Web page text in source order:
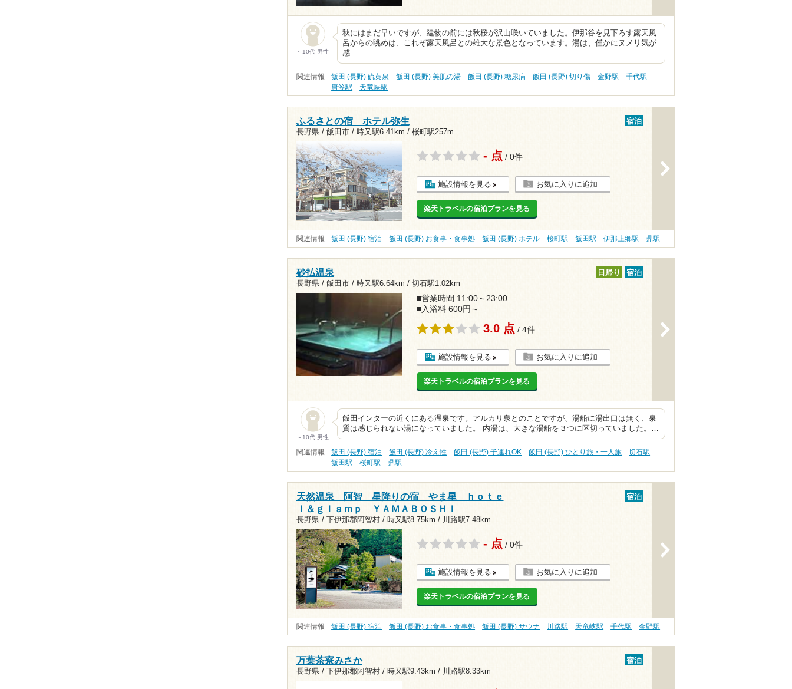
～10代 男性
秋にはまだ早いですが、建物の前には秋桜が沢山咲いていました。伊那谷を見下ろす露天風
呂からの眺めは、これぞ露天風呂との雄大な景色となっています。湯は、僅かにヌメリ気が
感…
関連情報 飯田 (長野) 硫黄泉 飯田 (長野) 美肌の湯 飯田 (長野) 糖尿病 飯田 (長野) 切り傷 金野駅
千代駅
唐笠駅
天竜峡駅
ふるさとの宿 ホテル弥生
長野県 / 飯田市 / 時又駅6.41km / 桜町駅257m
宿泊
- 点 / 0件
施設情報を見る お気に入りに追加
楽天トラベルの宿泊プランを見る
関連情報 飯田 (長野) 宿泊 飯田 (長野) お食事・食事処 飯田 (長野) ホテル 桜町駅 飯田駅 伊那上郷駅 鼎駅
砂払温泉
長野県 / 飯田市 / 時又駅6.64km / 切石駅1.02km
日帰り 宿泊
■営業時間 11:00～23:00
■入浴料 600円～
3.0 点 / 4件
施設情報を見る お気に入りに追加
楽天トラベルの宿泊プランを見る
～10代 男性
飯田インターの近くにある温泉です。アルカリ泉とのことですが、湯船に湯出口は無く、泉
質は感じられない湯になっていました。 内湯は、大きな湯船を３つに区切っていました。…
関連情報 飯田 (長野) 宿泊 飯田 (長野) 冷え性 飯田 (長野) 子連れOK 飯田 (長野) ひとり旅・一人旅
切石駅
飯田駅
桜町駅 鼎駅
天然温泉 阿智 星降りの宿 やま星 ｈｏｔｅ
ｌ＆ｇｌａｍｐ ＹＡＭＡＢＯＳＨＩ
長野県 / 下伊那郡阿智村 / 時又駅8.75km / 川路駅7.48km
宿泊
- 点 / 0件
施設情報を見る お気に入りに追加
楽天トラベルの宿泊プランを見る
関連情報 飯田 (長野) 宿泊 飯田 (長野) お食事・食事処 飯田 (長野) サウナ 川路駅 天竜峡駅 千代駅 金野駅
万葉茶寮みさか
長野県 / 下伊那郡阿智村 / 時又駅9.43km / 川路駅8.33km
宿泊